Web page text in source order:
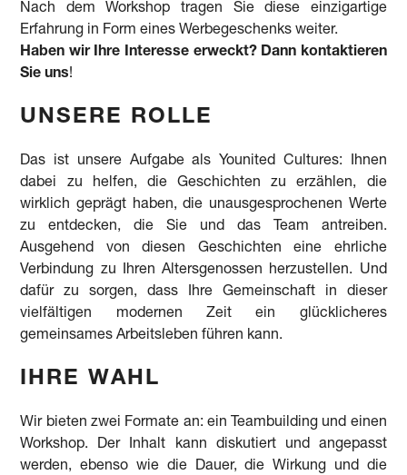
Nach dem Workshop tragen Sie diese einzigartige
Erfahrung in Form eines Werbegeschenks weiter.
Haben wir Ihre Interesse erweckt? Dann kontaktieren
Sie uns!
UNSERE ROLLE
Das ist unsere Aufgabe als Younited Cultures: Ihnen
dabei zu helfen, die Geschichten zu erzählen, die
wirklich geprägt haben, die unausgesprochenen Werte
zu entdecken, die Sie und das Team antreiben.
Ausgehend von diesen Geschichten eine ehrliche
Verbindung zu Ihren Altersgenossen herzustellen. Und
dafür zu sorgen, dass Ihre Gemeinschaft in dieser
vielfältigen modernen Zeit ein glücklicheres
gemeinsames Arbeitsleben führen kann.
IHRE WAHL
Wir bieten zwei Formate an: ein Teambuilding und einen
Workshop. Der Inhalt kann diskutiert und angepasst
werden, ebenso wie die Dauer, die Wirkung und die